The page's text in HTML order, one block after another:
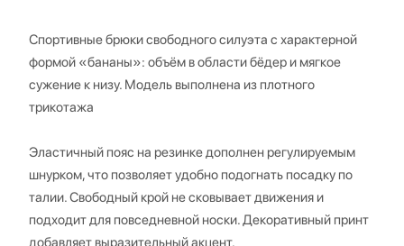
Спортивные брюки свободного силуэта с характерной
формой «бананы»: объём в области бёдер и мягкое
сужение к низу. Модель выполнена из плотного
трикотажа
Эластичный пояс на резинке дополнен регулируемым
шнурком, что позволяет удобно подогнать посадку по
талии. Свободный крой не сковывает движения и
подходит для повседневной носки. Декоративный принт
добавляет выразительный акцент.